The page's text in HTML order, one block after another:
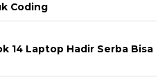
Coding
14 Laptop Hadir Serba Bisa